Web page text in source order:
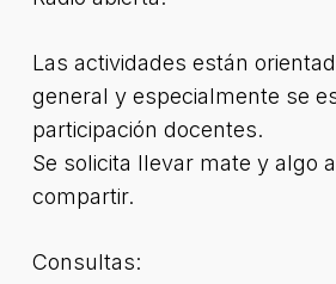
Las actividades están
general y especialmente se
participación docentes.
Se solicita llevar mate y algo
compartir.
Consultas: